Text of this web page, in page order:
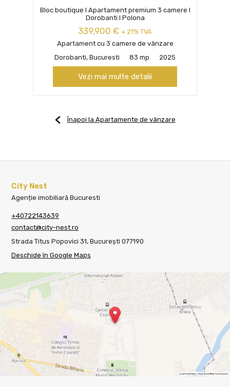
Bloc boutique I Apartament premium 3 camere I
Dorobanti I Polona
339,900 € + 21% TVA
Apartament cu 3 camere de vânzare
Dorobanti, Bucuresti
83 mp 2025
Vezi mai multe detalii
Înapoi la Apartamente de vânzare
City Nest
Agenție imobiliară Bucuresti
+40722143639
contact@city-nest.ro
Strada Titus Popovici 31, București 077190
Deschide în Google Maps